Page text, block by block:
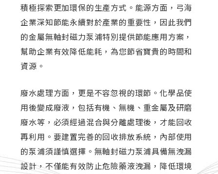
積極探索更加環保的生產方式。能源方面，弓海
企業深知節能永續對於產業的重要性，因此我們
的金屬無軸封磁力泵浦特別提供節能應用方案，
幫助企業有效降低能耗，為您節省寶貴的時間和
資源。
廢水處理方面，更是不容忽視的環節。化學品使
用後變成廢液，包括有機、無機、重金屬及研磨
廢水等，必須經過混合與分離處理後，才能回收
再利用。要建置完善的回收排放系統，內部使用
的泵浦須謹慎選擇。無軸封磁力泵浦具備無洩漏
設計，不僅能有效防止危險藥液洩漏，降低環境